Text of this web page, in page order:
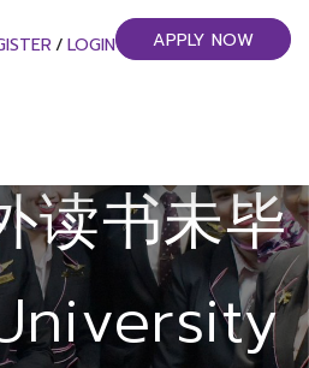
/ LOGIN APPLY NOW
读书未毕